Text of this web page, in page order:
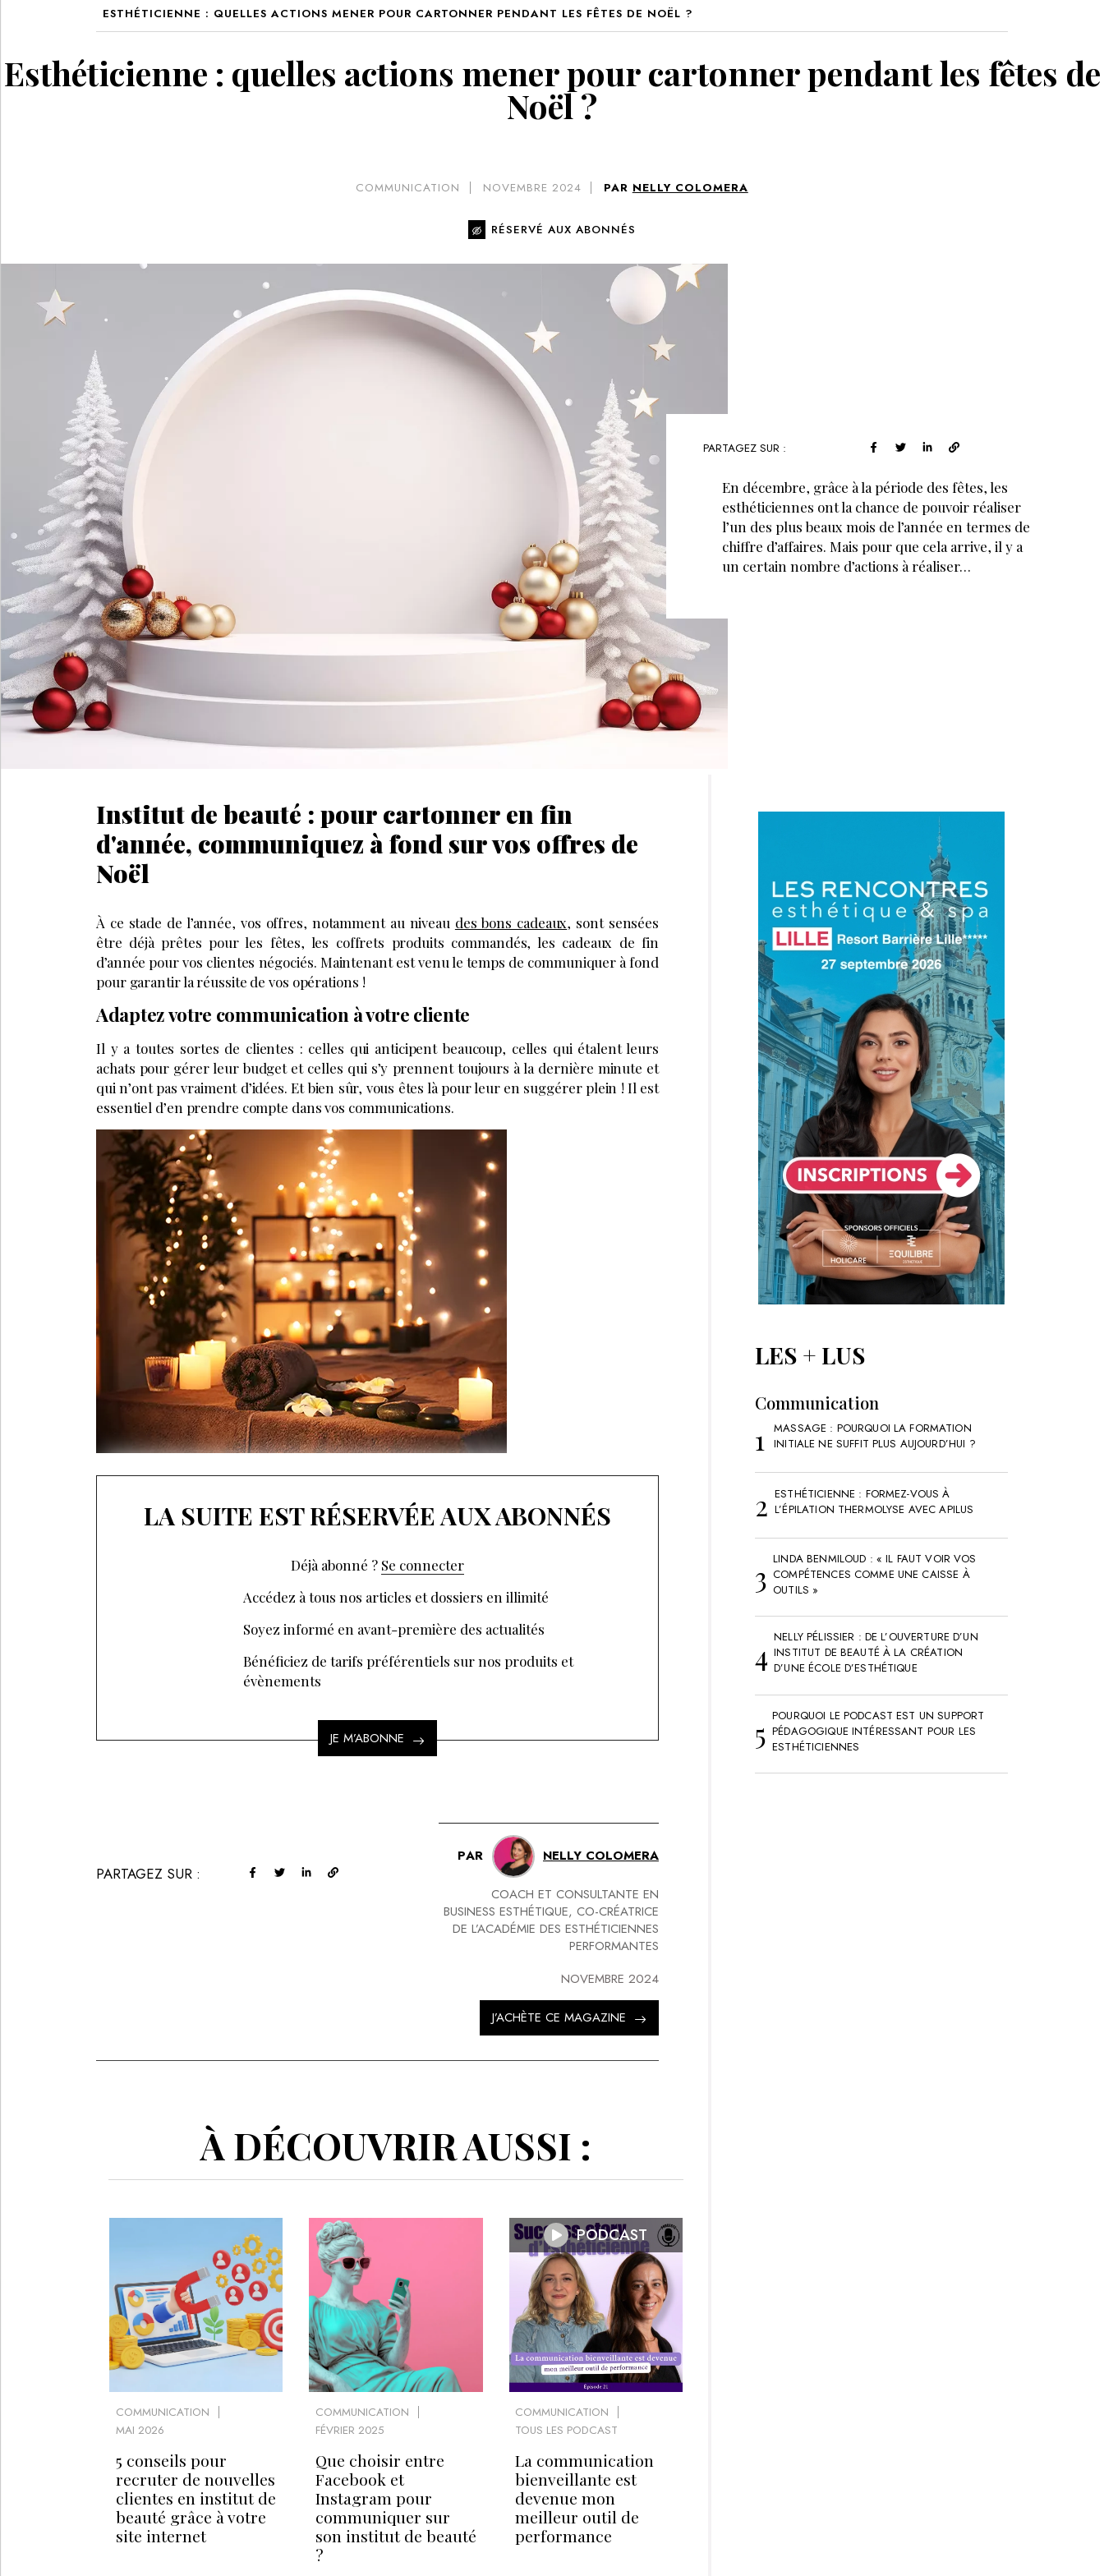
ESTHÉTICIENNE : QUELLES ACTIONS MENER POUR CARTONNER PENDANT LES FÊTES DE NOËL ?
Esthéticienne : quelles actions mener pour cartonner pendant les fêtes de
Noël ?
COMMUNICATION NOVEMBRE 2024 PAR NELLY COLOMERA
RÉSERVÉ AUX ABONNÉS
PARTAGEZ SUR :
En décembre, grâce à la période des fêtes, les
esthéticiennes ont la chance de pouvoir réaliser
l’un des plus beaux mois de l’année en termes de
chiffre d’affaires. Mais pour que cela arrive, il y a
un certain nombre d’actions à réaliser…
Institut de beauté : pour cartonner en fin
d'année, communiquez à fond sur vos offres de
Noël
À ce stade de l’année, vos offres, notamment au niveau des bons cadeaux, sont sensées
être déjà prêtes pour les fêtes, les coffrets produits commandés, les cadeaux de fin
d’année pour vos clientes négociés. Maintenant est venu le temps de communiquer à fond
pour garantir la réussite de vos opérations !
Adaptez votre communication à votre cliente
Il y a toutes sortes de clientes : celles qui anticipent beaucoup, celles qui étalent leurs
achats pour gérer leur budget et celles qui s’y prennent toujours à la dernière minute et
qui n’ont pas vraiment d’idées. Et bien sûr, vous êtes là pour leur en suggérer plein ! Il est
essentiel d’en prendre compte dans vos communications.
LA SUITE EST RÉSERVÉE AUX ABONNÉS
Déjà abonné ? Se connecter
Accédez à tous nos articles et dossiers en illimité
Soyez informé en avant-première des actualités
Bénéficiez de tarifs préférentiels sur nos produits et
évènements
JE M’ABONNE
PARTAGEZ SUR :
PAR NELLY COLOMERA
COACH ET CONSULTANTE EN
BUSINESS ESTHÉTIQUE, CO-CRÉATRICE
DE L’ACADÉMIE DES ESTHÉTICIENNES
PERFORMANTES
NOVEMBRE 2024
J’ACHÈTE CE MAGAZINE
À DÉCOUVRIR AUSSI :
COMMUNICATION
MAI 2026
5 conseils pour
recruter de nouvelles
clientes en institut de
beauté grâce à votre
site internet
COMMUNICATION
FÉVRIER 2025
Que choisir entre
Facebook et
Instagram pour
communiquer sur
son institut de beauté
?
PODCAST
COMMUNICATION
TOUS LES PODCAST
La communication
bienveillante est
devenue mon
meilleur outil de
performance
LES + LUS
Communication
MASSAGE : POURQUOI LA FORMATION
INITIALE NE SUFFIT PLUS AUJOURD’HUI ?
ESTHÉTICIENNE : FORMEZ-VOUS À
L’ÉPILATION THERMOLYSE AVEC APILUS
LINDA BENMILOUD : « IL FAUT VOIR VOS
COMPÉTENCES COMME UNE CAISSE À
OUTILS »
NELLY PÉLISSIER : DE L’OUVERTURE D’UN
INSTITUT DE BEAUTÉ À LA CRÉATION
D’UNE ÉCOLE D’ESTHÉTIQUE
POURQUOI LE PODCAST EST UN SUPPORT
PÉDAGOGIQUE INTÉRESSANT POUR LES
ESTHÉTICIENNES